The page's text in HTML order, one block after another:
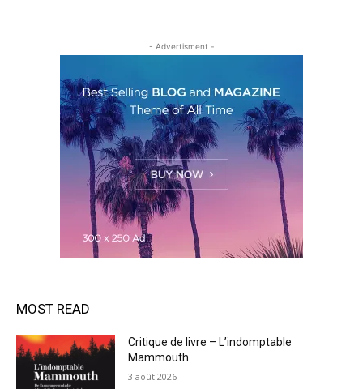
- Advertisment -
MOST READ
Critique de livre – L’indomptable
Mammouth
3 août 2026